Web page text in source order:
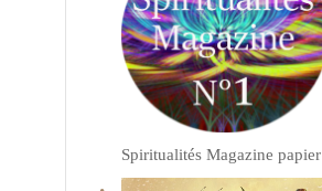
Spiritualités Magazine papier